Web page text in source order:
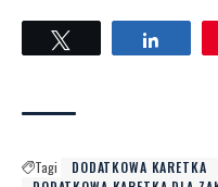
Tagi
DODATKOWA KARETKA